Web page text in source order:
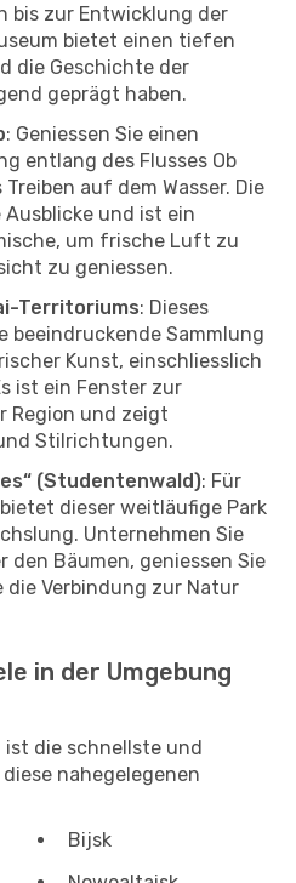
bis zur Entwicklung der
bietet einen tiefen
die Geschichte der
geprägt haben.
: Geniessen Sie einen
entlang des Flusses Ob
auf dem Wasser. Die
und ist ein
um frische Luft zu
zu geniessen.
Territoriums: Dieses
beeindruckende Sammlung
Kunst, einschliesslich
ist ein Fenster zur
Region und zeigt
Stilrichtungen.
(Studentenwald): Für
dieser weitläufige Park
Unternehmen Sie
den Bäumen, geniessen Sie
die Verbindung zur Natur
in der Umgebung
ist die schnellste und
nahegelegenen
Bijsk